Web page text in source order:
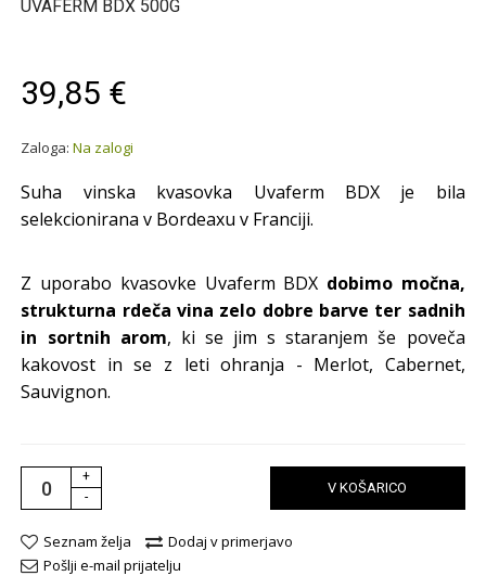
UVAFERM BDX 500G
39,85 €
Zaloga:Na zalogi
Suha vinska kvasovka Uvaferm BDX je bila
selekcionirana v Bordeaxu v Franciji.
Z uporabo kvasovke Uvaferm BDX dobimo močna,
strukturna rdeča vina zelo dobre barve ter sadnih
in sortnih arom, ki se jim s staranjem še poveča
kakovost in se z leti ohranja - Merlot, Cabernet,
Sauvignon.
+
-
V KOŠARICO
Seznam želja
Dodaj v primerjavo
Pošlji e-mail prijatelju